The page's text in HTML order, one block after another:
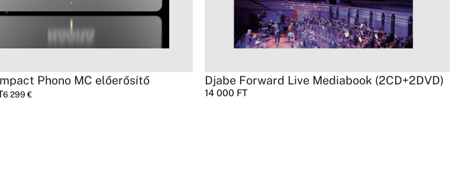
Phono MC előerősítő
6 299€
Djabe Forward Live Mediabook (2CD+2DVD)
14 000 FT